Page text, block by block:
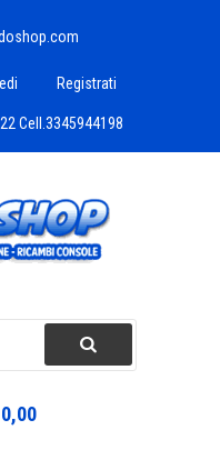
Registrati
Cell.3345944198